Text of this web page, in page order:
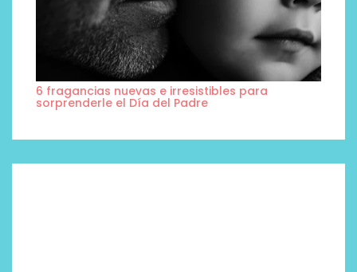
6 fragancias nuevas e irresistibles para
sorprenderle el Día del Padre